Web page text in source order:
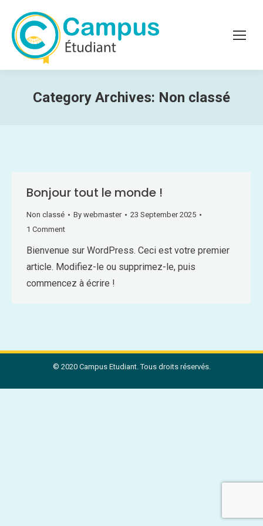
Category Archives: Non classé
Bonjour tout le monde !
Non classé By webmaster
23 September 2025
1 Comment
Bienvenue sur WordPress. Ceci est votre premier
article. Modifiez-le ou supprimez-le, puis
commencez à écrire !
© 2020 Campus Etudiant. Tous droits réservés.